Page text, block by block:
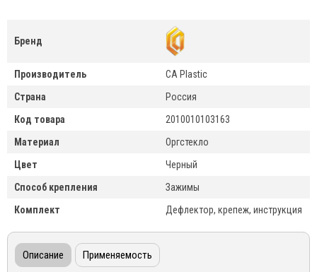
Бренд
Производитель
CA Plastic
Страна
Россия
Код товара
2010010103163
Материал
Оргстекло
Цвет
Черный
Способ крепления
Зажимы
Комплект
Дефлектор, крепеж, инструкция
Описание Применяемость